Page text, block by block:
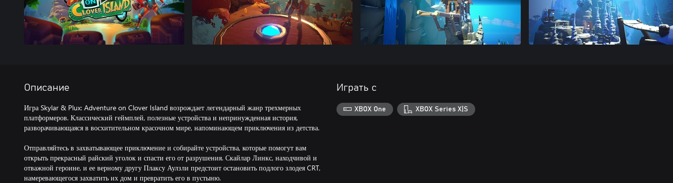
Описание
Игра Skylar & Plux: Adventure on Clover Island возрождает легендарный жанр трехмерных
платформеров. Классический геймплей, полезные устройства и непринужденная история,
разворачивающаяся в восхитительном красочном мире, напоминающем приключения из детства.
Отправляйтесь в захватывающее приключение и собирайте устройства, которые помогут вам
открыть прекрасный райский уголок и спасти его от разрушения. Скайлар Линкс, находчивой и
отважной героине, и ее верному другу Плаксу Аулзли предстоит остановить подлого злодея CRT,
намеревающегося захватить их дом и превратить его в пустыню.
Играть с
XBOX One XBOX Series X|S